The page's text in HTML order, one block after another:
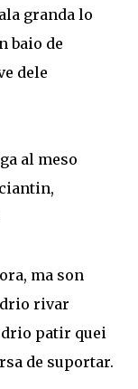
granda lo
baio de
dele
al meso
ma son
drio rivar
drio patir quei
de suportar.